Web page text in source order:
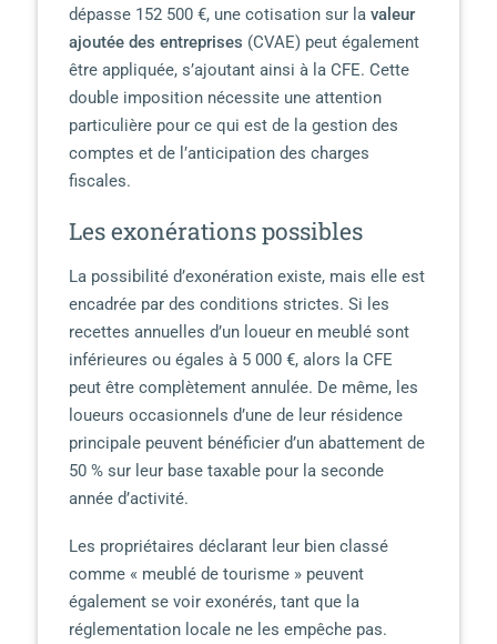
dépasse 152 500 €, une cotisation sur la valeur
ajoutée des entreprises (CVAE) peut également
être appliquée, s’ajoutant ainsi à la CFE. Cette
double imposition nécessite une attention
particulière pour ce qui est de la gestion des
comptes et de l’anticipation des charges
fiscales.
Les exonérations possibles
La possibilité d’exonération existe, mais elle est
encadrée par des conditions strictes. Si les
recettes annuelles d’un loueur en meublé sont
inférieures ou égales à 5 000 €, alors la CFE
peut être complètement annulée. De même, les
loueurs occasionnels d’une de leur résidence
principale peuvent bénéficier d’un abattement de
50 % sur leur base taxable pour la seconde
année d’activité.
Les propriétaires déclarant leur bien classé
comme « meublé de tourisme » peuvent
également se voir exonérés, tant que la
réglementation locale ne les empêche pas.